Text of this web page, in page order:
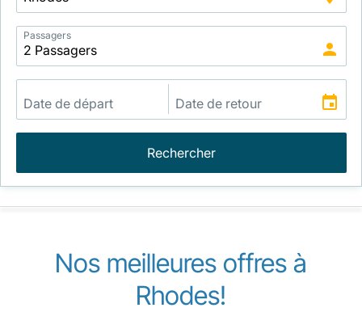
Passagers
Rechercher
Nos meilleures offres à
Rhodes!